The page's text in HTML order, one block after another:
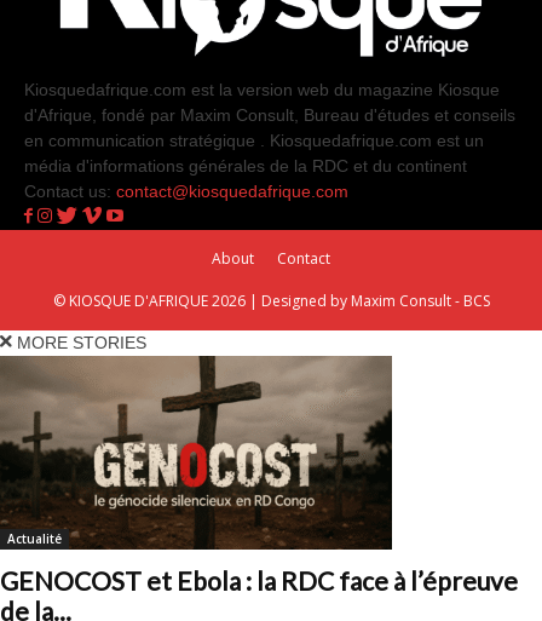
Kiosquedafrique.com est la version web du magazine Kiosque
d'Afrique, fondé par Maxim Consult, Bureau d'études et conseils
en communication stratégique . Kiosquedafrique.com est un
média d'informations générales de la RDC et du continent
Contact us: contact@kiosquedafrique.com
About Contact
© KIOSQUE D'AFRIQUE 2026 | Designed by Maxim Consult - BCS
MORE STORIES
Actualité
GENOCOST et Ebola : la RDC face à l’épreuve
de la...